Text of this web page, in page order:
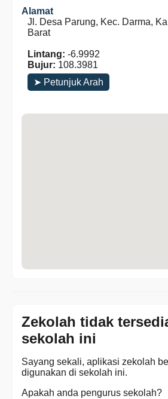
Alamat
Jl. Desa Parung, Kec. Darma,
Barat
Lintang: -6.9992
Bujur: 108.3981
➤ Petunjuk Arah
Zekolah tidak
sekolah ini
Sayang sekali, aplikasi zekolah
digunakan di sekolah ini.
Apakah anda pengurus sekolah?